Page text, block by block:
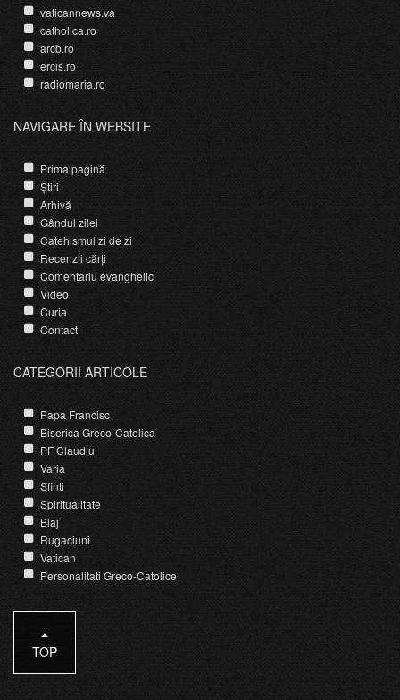
vaticannews.va
catholica.ro
arcb.ro
ercis.ro
radiomaria.ro
NAVIGARE ÎN WEBSITE
Prima pagină
Știri
Arhivă
Gândul zilei
Catehismul zi de zi
Recenzii cărți
Comentariu evanghelic
Video
Curia
Contact
CATEGORII ARTICOLE
Papa Francisc
Biserica Greco-Catolica
PF Claudiu
Varia
Sfinti
Spiritualitate
Blaj
Rugaciuni
Vatican
Personalitati Greco-Catolice
TOP